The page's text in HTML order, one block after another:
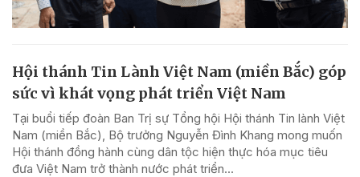
Hội thánh Tin Lành Việt Nam (miền Bắc) góp
sức vì khát vọng phát triển Việt Nam
Tại buổi tiếp đoàn Ban Trị sự Tổng hội Hội thánh Tin lành Việt
Nam (miền Bắc), Bộ trưởng Nguyễn Đình Khang mong muốn
Hội thánh đồng hành cùng dân tộc hiện thực hóa mục tiêu
đưa Việt Nam trở thành nước phát triển...